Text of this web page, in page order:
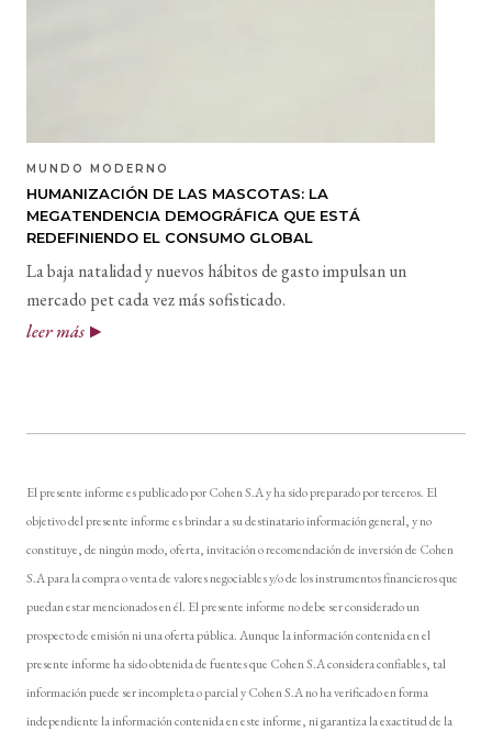
MUNDO MODERNO
HUMANIZACIÓN DE LAS MASCOTAS: LA
MEGATENDENCIA DEMOGRÁFICA QUE ESTÁ
REDEFINIENDO EL CONSUMO GLOBAL
La baja natalidad y nuevos hábitos de gasto impulsan un
mercado pet cada vez más sofisticado.
leer más
El presente informe es publicado por Cohen S.A y ha sido preparado por terceros. El
objetivo del presente informe es brindar a su destinatario información general, y no
constituye, de ningún modo, oferta, invitación o recomendación de inversión de Cohen
S.A para la compra o venta de valores negociables y/o de los instrumentos financieros que
puedan estar mencionados en él. El presente informe no debe ser considerado un
prospecto de emisión ni una oferta pública. Aunque la información contenida en el
presente informe ha sido obtenida de fuentes que Cohen S.A considera confiables, tal
información puede ser incompleta o parcial y Cohen S.A no ha verificado en forma
independiente la información contenida en este informe, ni garantiza la exactitud de la